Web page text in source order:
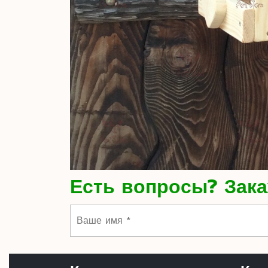
Есть вопросы?